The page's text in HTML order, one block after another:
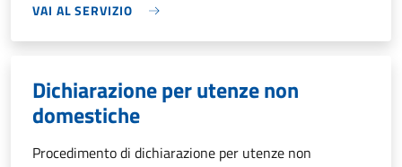
VAI AL SERVIZIO
Dichiarazione per utenze non
domestiche
Procedimento di dichiarazione per utenze non